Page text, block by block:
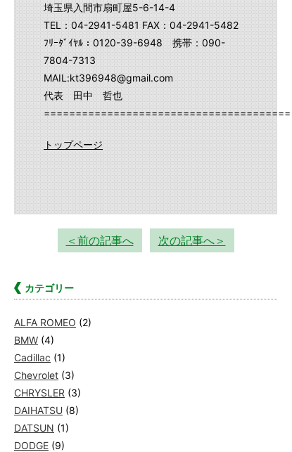
埼玉県入間市扇町屋5-6-14-4
TEL：04-2941-5481 FAX：04-2941-5482
ﾌﾘｰﾀﾞｲﾔﾙ：0120-39-6948 携帯：090-
7804-7313
MAIL:kt396948@gmail.com
代表 田中 哲也
トップページ
＜前の記事へ 次の記事へ＞
カテゴリー
ALFA ROMEO (2)
BMW (4)
Cadillac (1)
Chevrolet (3)
CHRYSLER (3)
DAIHATSU (8)
DATSUN (1)
DODGE (9)